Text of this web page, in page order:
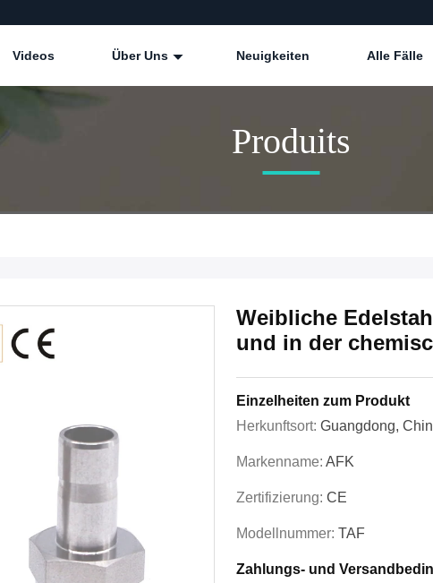
Videos Über Uns Neuigkeiten Alle Fälle
Produits
Weibliche
und in der
Einzelheiten zum Produkt
Herkunftsort: Guangdong,
Markenname: AFK
Zertifizierung: CE
Modellnummer: TAF
Zahlungs- und